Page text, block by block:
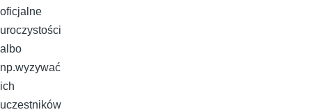
oficjalne
uroczystości
albo
np.wyzywać
ich
uczestników